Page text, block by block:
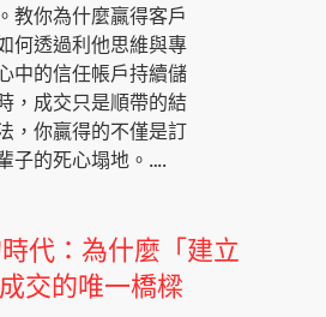
教你為什麼贏得客戶
何透過利他思維與專
中的信任帳戶持續儲
，成交只是順帶的結
，你贏得的不僅是訂
子的死心塌地。….
代：為什麼「建立
交的唯一橋樑